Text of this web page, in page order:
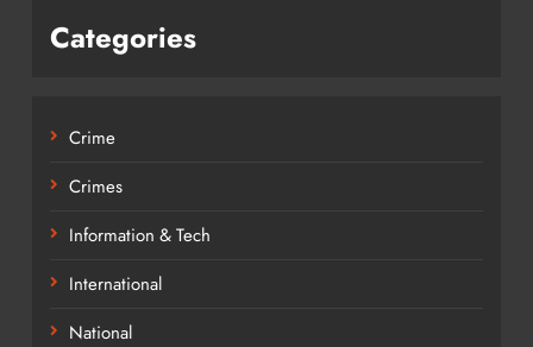
Categories
Crime
Crimes
Information & Tech
International
National